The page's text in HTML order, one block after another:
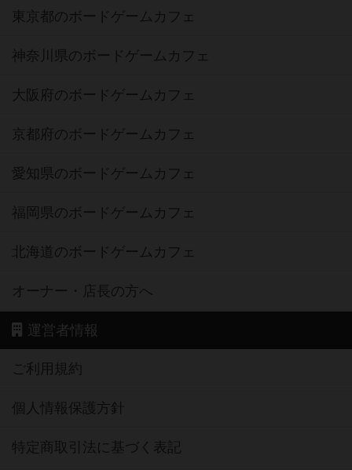
東京都のボードゲームカフェ
神奈川県のボードゲームカフェ
大阪府のボードゲームカフェ
京都府のボードゲームカフェ
愛知県のボードゲームカフェ
福岡県のボードゲームカフェ
北海道のボードゲームカフェ
オーナー・店長の方へ
運営者情報
ご利用規約
個人情報保護方針
特定商取引法に基づく表記